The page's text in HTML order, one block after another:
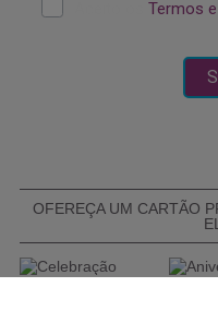
OFEREÇA UM CARTÃO